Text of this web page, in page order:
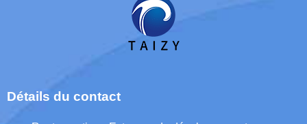
Détails du contact